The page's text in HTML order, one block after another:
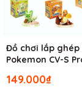
Đồ chơi lắp ghép
Pokemon CV-S
149.000₫